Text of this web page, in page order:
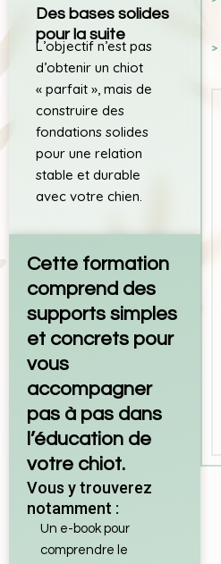
Des bases solides
pour la suite
L’objectif n’est pas
d’obtenir un chiot
« parfait », mais de
construire des
fondations solides
pour une relation
stable et durable
avec votre chien.
Cette formation
comprend des
supports simples
et concrets pour
vous
accompagner
pas à pas dans
l’éducation de
votre chiot.
Vous y trouverez
notamment :
Un e-book pour
comprendre le